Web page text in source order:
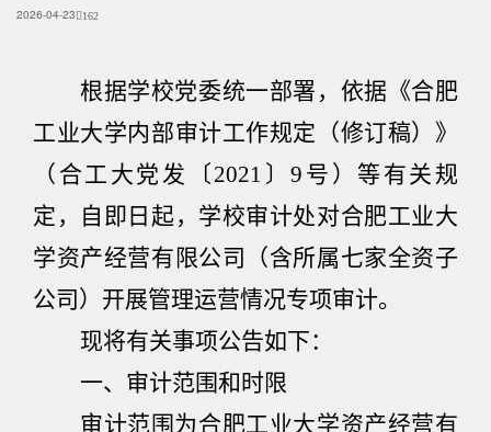
2026-04-23 162
根据学校党委统一部署，依据《合肥
工业大学内部审计工作规定（修订稿）》
（合工大党发〔 2021 〕9 号）等有关规
定，自即日起，学校审计处对合肥工业大
学资产经营有限公司（含所属七家全资子
公司）开展管理运营情况专项审计。
现将有关事项公告如下：
一、审计范围和时限
审计范围为合肥工业大学资产经营有